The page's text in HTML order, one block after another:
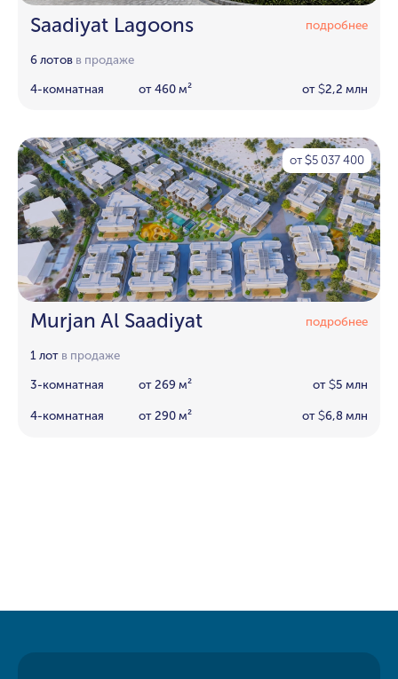
Saadiyat Lagoons подробнее
6 лотов в продаже
4-комнатная от 460 м² от $2,2 млн
от $5 037 400
Murjan Al Saadiyat подробнее
1 лот в продаже
3-комнатная от 269 м² от $5 млн
4-комнатная от 290 м² от $6,8 млн